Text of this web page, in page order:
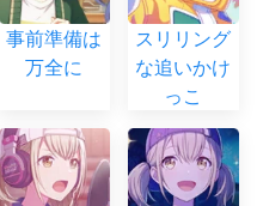
事前準備は
万全に
スリリング
な追いかけ
っこ